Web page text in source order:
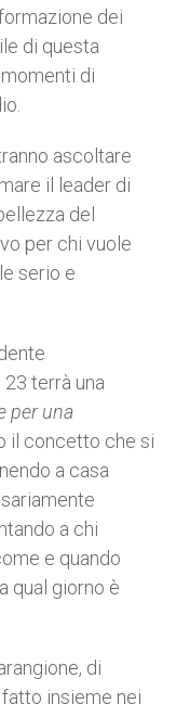
dei
di questa
di
ascoltare
il leader di
del
per chi vuole
serio e
terrà una
per una
il concetto che si
a casa
a chi
e quando
qual giorno è
di
insieme nei